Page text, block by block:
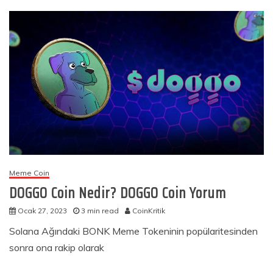
Meme Coin
DOGGO Coin Nedir? DOGGO Coin Yorum
Ocak 27, 2023 3 min read CoinKritik
Solana Ağındaki BONK Meme Tokeninin popülaritesinden
sonra ona rakip olarak